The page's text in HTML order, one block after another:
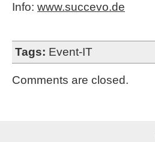
Info: www.succevo.de
Tags: Event-IT
Comments are closed.